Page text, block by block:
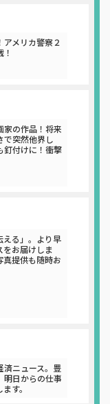
メリカ警察２
家の作品！将来
で突然他界し
釘付けに！衝撃
える」。より早
をお届けしま
真提供も随時お
済ニュース。豊
明日からの仕事
す。